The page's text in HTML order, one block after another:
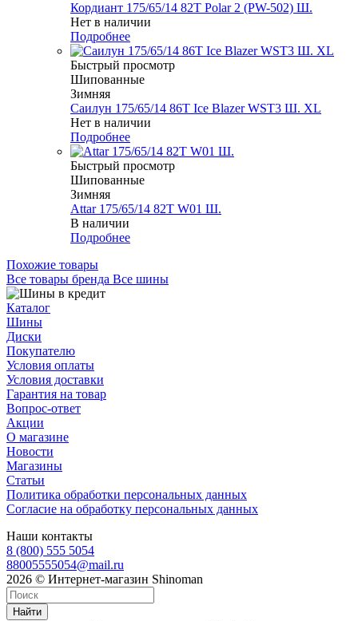
Кордиант 175/65/14 82T Polar 2 (PW-502) Ш.
Нет в наличии
Подробнее
Быстрый просмотр
Шипованные
Зимняя
Саилун 175/65/14 86T Ice Blazer WST3 Ш. XL
Нет в наличии
Подробнее
Быстрый просмотр
Шипованные
Зимняя
Attar 175/65/14 82T W01 Ш.
В наличии
Подробнее
Похожие товары
Все товары бренда Все шины
Каталог
Шины
Диски
Покупателю
Условия оплаты
Условия доставки
Гарантия на товар
Вопрос-ответ
Акции
О магазине
Новости
Магазины
Статьи
Политика обработки персональных данных
Согласие на обработку персональных данных
Наши контакты
8 (800) 555 5054
88005555054@mail.ru
2026 © Интернет-магазин Shinoman
Найти